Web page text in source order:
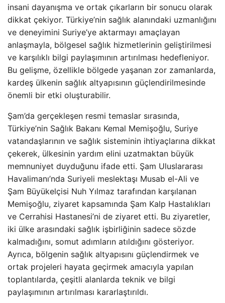
insani dayanışma ve ortak çıkarların bir sonucu olarak
dikkat çekiyor. Türkiye’nin sağlık alanındaki uzmanlığını
ve deneyimini Suriye’ye aktarmayı amaçlayan
anlaşmayla, bölgesel sağlık hizmetlerinin geliştirilmesi
ve karşılıklı bilgi paylaşımının artırılması hedefleniyor.
Bu gelişme, özellikle bölgede yaşanan zor zamanlarda,
kardeş ülkenin sağlık altyapısının güçlendirilmesinde
önemli bir etki oluşturabilir.
Şam’da gerçekleşen resmi temaslar sırasında,
Türkiye’nin Sağlık Bakanı Kemal Memişoğlu, Suriye
vatandaşlarının ve sağlık sisteminin ihtiyaçlarına dikkat
çekerek, ülkesinin yardım elini uzatmaktan büyük
memnuniyet duyduğunu ifade etti. Şam Uluslararası
Havalimanı’nda Suriyeli meslektaşı Musab el-Ali ve
Şam Büyükelçisi Nuh Yılmaz tarafından karşılanan
Memişoğlu, ziyaret kapsamında Şam Kalp Hastalıkları
ve Cerrahisi Hastanesi’ni de ziyaret etti. Bu ziyaretler,
iki ülke arasındaki sağlık işbirliğinin sadece sözde
kalmadığını, somut adımların atıldığını gösteriyor.
Ayrıca, bölgenin sağlık altyapısını güçlendirmek ve
ortak projeleri hayata geçirmek amacıyla yapılan
toplantılarda, çeşitli alanlarda teknik ve bilgi
paylaşımının artırılması kararlaştırıldı.